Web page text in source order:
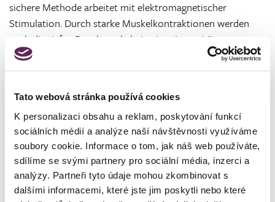
Tato webová stránka používá cookies
K personalizaci obsahu a reklam, poskytování funkcí
sociálních médií a analýze naší návštěvnosti využíváme
soubory cookie. Informace o tom, jak náš web používáte,
sdílíme se svými partnery pro sociální média, inzerci a
analýzy. Partneři tyto údaje mohou zkombinovat s
dalšími informacemi, které jste jim poskytli nebo které
sichere Methode arbeitet mit elektromagnetischer
Stimulation. Durch starke Muskelkontraktionen werden
auch die tiefen Bauchmuskeln in einer Intensität
beansprucht, die mit herkömmlichen Übungen nicht
erreicht werden kann. Die Stimulation trägt dazu bei, die
Stabilität und Halt zu verbessern.
Die Anzahl der Sitzungen wird während des
Beratungsgesprächs individuell nach dem Zustand des
Kunden festgelegt. In den meisten Fällen werden4 bis 6
Sitzungenempfohlen. Die Schauspielerin Ester Geisler hat
Erfahrung mit diesem Verfahren, da sie fast 17 Jahre lang
mit einer Diastase der Bauchmuskeln nach einer Geburt zu